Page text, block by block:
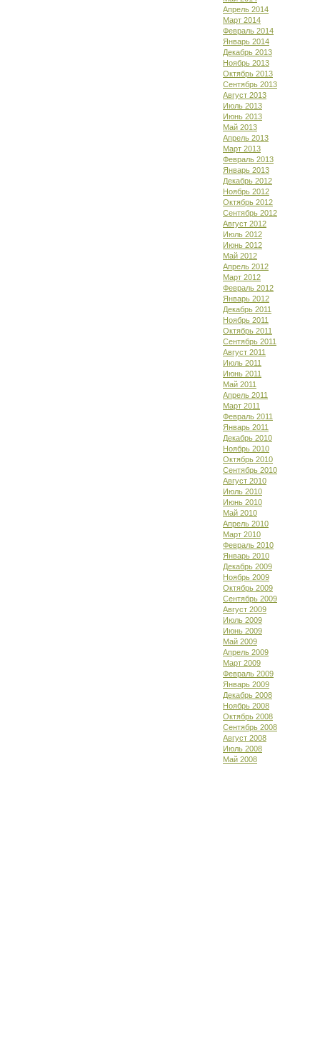
Апрель 2014
Март 2014
Февраль 2014
Январь 2014
Декабрь 2013
Ноябрь 2013
Октябрь 2013
Сентябрь 2013
Август 2013
Июль 2013
Июнь 2013
Май 2013
Апрель 2013
Март 2013
Февраль 2013
Январь 2013
Декабрь 2012
Ноябрь 2012
Октябрь 2012
Сентябрь 2012
Август 2012
Июль 2012
Июнь 2012
Май 2012
Апрель 2012
Март 2012
Февраль 2012
Январь 2012
Декабрь 2011
Ноябрь 2011
Октябрь 2011
Сентябрь 2011
Август 2011
Июль 2011
Июнь 2011
Май 2011
Апрель 2011
Март 2011
Февраль 2011
Январь 2011
Декабрь 2010
Ноябрь 2010
Октябрь 2010
Сентябрь 2010
Август 2010
Июль 2010
Июнь 2010
Май 2010
Апрель 2010
Март 2010
Февраль 2010
Январь 2010
Декабрь 2009
Ноябрь 2009
Октябрь 2009
Сентябрь 2009
Август 2009
Июль 2009
Июнь 2009
Май 2009
Апрель 2009
Март 2009
Февраль 2009
Январь 2009
Декабрь 2008
Ноябрь 2008
Октябрь 2008
Сентябрь 2008
Август 2008
Июль 2008
Май 2008